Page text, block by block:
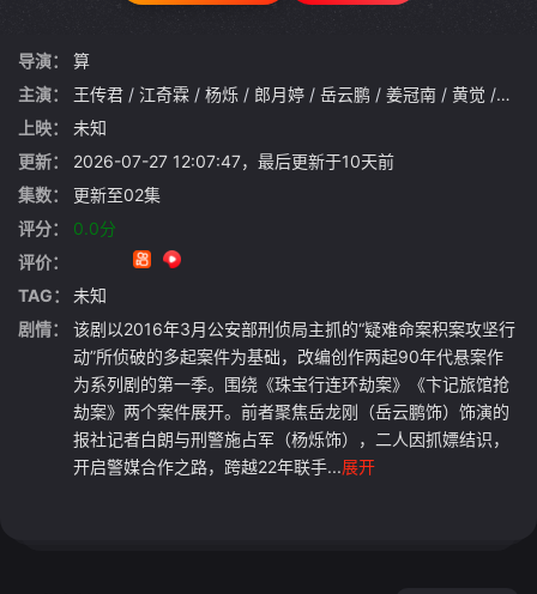
导演：
算
主演：
王传君 / 江奇霖 / 杨烁 / 郎月婷 / 岳云鹏 / 姜冠南 / 黄觉 / 曾
上映：
未知
更新：
2026-07-27 12:07:47，最后更新于10天前
集数：
更新至02集
评分：
0.0分
评价：
TAG：
未知
剧情：
该剧以2016年3月公安部刑侦局主抓的“疑难命案积案攻坚行
动”所侦破的多起案件为基础，改编创作两起90年代悬案作
为系列剧的第一季。围绕《珠宝行连环劫案》《卞记旅馆抢
劫案》两个案件展开。前者聚焦岳龙刚（岳云鹏饰）饰演的
报社记者白朗与刑警施占军（杨烁饰），二人因抓嫖结识，
开启警媒合作之路，跨越22年联手...展开